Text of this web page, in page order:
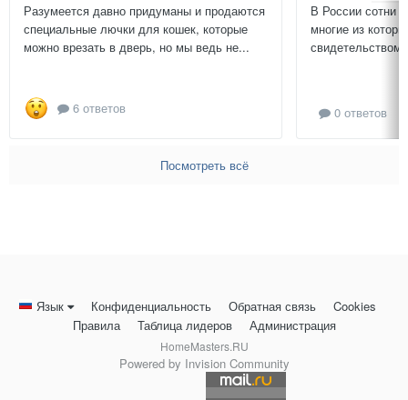
Разумеется давно придуманы и продаются
специальные лючки для кошек, которые
можно врезать в дверь, но мы ведь не...
6 ответов
В России сотни
многие из
свидетельством
0 ответов
Посмотреть всё
Язык Конфиденциальность Обратная связь
Cookies
Правила
Таблица лидеров Администрация
HomeMasters.RU
Powered by Invision Community